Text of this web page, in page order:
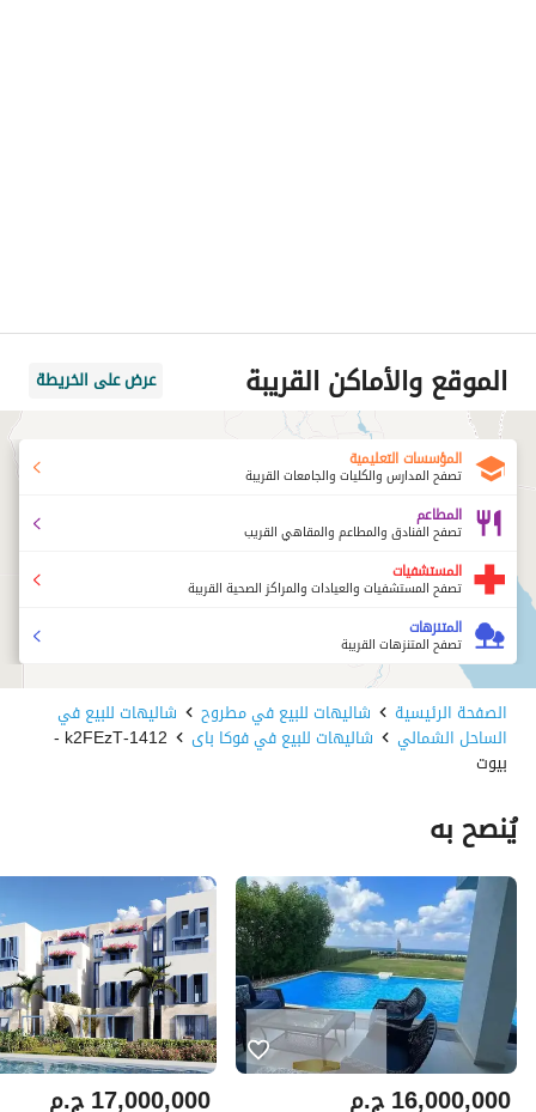
الموقع والأماكن القريبة عرض على الخريطة
المؤسسات التعليمية
تصفح المدارس والكليات والجامعات القريبة
المطاعم
تصفح الفنادق والمطاعم والمقاهي القريب
المستشفيات
تصفح المستشفيات والعيادات والمراكز الصحية القريبة
المتنزهات
تصفح المتنزهات القريبة
الصفحة الرئيسية شاليهات للبيع في مطروح شاليهات للبيع في
الساحل الشمالي شاليهات للبيع في فوكا باى 1412-k2FEzT -
بيوت
يُنصح به
ج.م16,000,000 ج.م17,000,000